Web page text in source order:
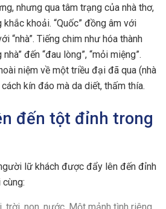
nhưng qua tâm trạng của nhà thơ,
khoải. “Quốc” đồng âm với
“nhà”. Tiếng chim như hóa thành
đến “đau lòng”, “mỏi miệng”.
niệm về một triều đại đã qua (nhà
kín đáo mà da diết, thấm thía.
đến tột đỉnh trong
lữ khách được đẩy lên đến đỉnh